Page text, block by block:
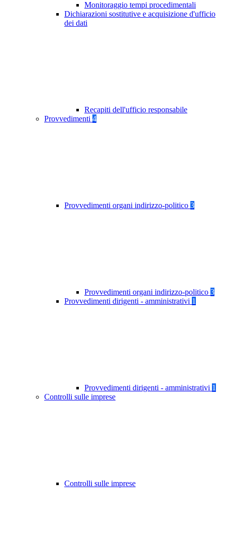
Monitoraggio tempi procedimentali
Dichiarazioni sostitutive e acquisizione d'ufficio
dei dati
Recapiti dell'ufficio responsabile
Provvedimenti 4
Provvedimenti organi indirizzo-politico 3
Provvedimenti organi indirizzo-politico 3
Provvedimenti dirigenti - amministrativi 1
Provvedimenti dirigenti - amministrativi 1
Controlli sulle imprese
Controlli sulle imprese